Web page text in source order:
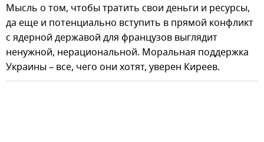
Мысль о том, чтобы тратить свои деньги и ресурсы,
да еще и потенциально вступить в прямой конфликт
с ядерной державой для французов выглядит
ненужной, нерациональной. Моральная поддержка
Украины – все, чего они хотят, уверен Киреев.